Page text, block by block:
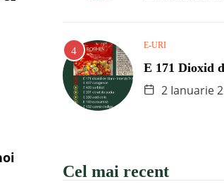
E-URI
E 171 Dioxid
2 Ianuarie
Cel mai recent